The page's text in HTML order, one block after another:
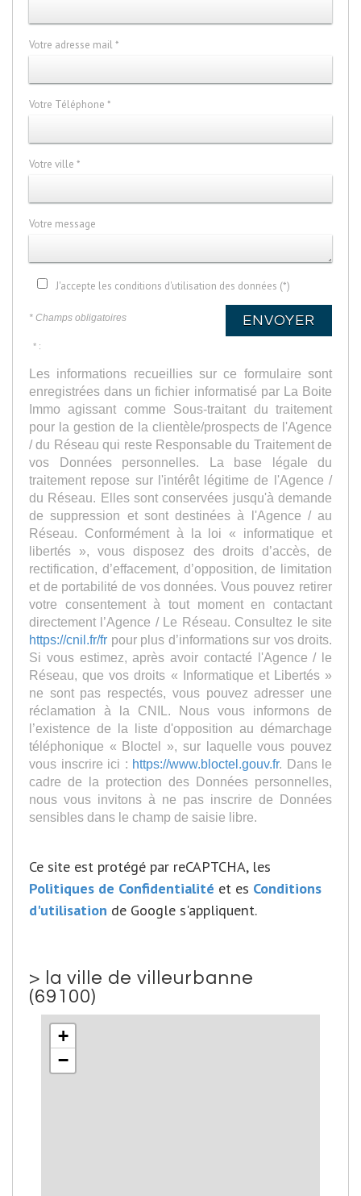
Votre adresse mail *
Votre Téléphone *
Votre ville *
Votre message
J'accepte les conditions d'utilisation des données (*)
* Champs obligatoires ENVOYER
* :
Les informations recueillies sur ce formulaire sont
enregistrées dans un fichier informatisé par La Boite
Immo agissant comme Sous-traitant du traitement
pour la gestion de la clientèle/prospects de l'Agence
/ du Réseau qui reste Responsable du Traitement de
vos Données personnelles. La base légale du
traitement repose sur l'intérêt légitime de l'Agence /
du Réseau. Elles sont conservées jusqu'à demande
de suppression et sont destinées à l'Agence / au
Réseau. Conformément à la loi « informatique et
libertés », vous disposez des droits d’accès, de
rectification, d’effacement, d’opposition, de limitation
et de portabilité de vos données. Vous pouvez retirer
votre consentement à tout moment en contactant
directement l’Agence / Le Réseau. Consultez le site
https://cnil.fr/fr pour plus d’informations sur vos droits.
Si vous estimez, après avoir contacté l'Agence / le
Réseau, que vos droits « Informatique et Libertés »
ne sont pas respectés, vous pouvez adresser une
réclamation à la CNIL. Nous vous informons de
l’existence de la liste d'opposition au démarchage
téléphonique « Bloctel », sur laquelle vous pouvez
vous inscrire ici : https://www.bloctel.gouv.fr. Dans le
cadre de la protection des Données personnelles,
nous vous invitons à ne pas inscrire de Données
sensibles dans le champ de saisie libre.
Ce site est protégé par reCAPTCHA, les
Politiques de Confidentialité et es Conditions
d'utilisation de Google s'appliquent.
> la ville de villeurbanne
(69100)
+
−